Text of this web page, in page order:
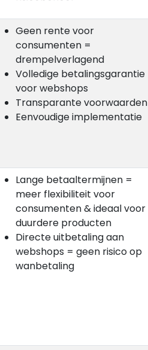
Geen rente voor
consumenten =
drempelverlagend
Volledige betalingsgarantie
voor webshops
Transparante voorwaarden
Eenvoudige implementatie
Lange betaaltermijnen =
meer flexibiliteit voor
consumenten & ideaal voor
duurdere producten
Directe uitbetaling aan
webshops = geen risico op
wanbetaling